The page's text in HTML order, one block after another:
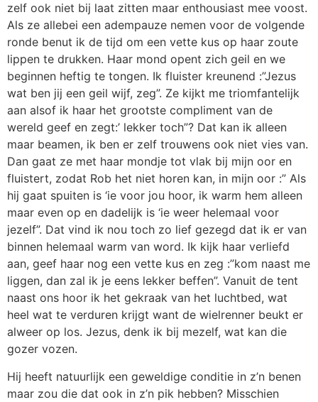
zelf ook niet bij laat zitten maar enthousiast mee voost.
Als ze allebei een adempauze nemen voor de volgende
ronde benut ik de tijd om een vette kus op haar zoute
lippen te drukken. Haar mond opent zich geil en we
beginnen heftig te tongen. Ik fluister kreunend :”Jezus
wat ben jij een geil wijf, zeg”. Ze kijkt me triomfantelijk
aan alsof ik haar het grootste compliment van de
wereld geef en zegt:’ lekker toch”? Dat kan ik alleen
maar beamen, ik ben er zelf trouwens ook niet vies van.
Dan gaat ze met haar mondje tot vlak bij mijn oor en
fluistert, zodat Rob het niet horen kan, in mijn oor :” Als
hij gaat spuiten is ‘ie voor jou hoor, ik warm hem alleen
maar even op en dadelijk is ‘ie weer helemaal voor
jezelf”. Dat vind ik nou toch zo lief gezegd dat ik er van
binnen helemaal warm van word. Ik kijk haar verliefd
aan, geef haar nog een vette kus en zeg :”kom naast me
liggen, dan zal ik je eens lekker beffen”. Vanuit de tent
naast ons hoor ik het gekraak van het luchtbed, wat
heel wat te verduren krijgt want de wielrenner beukt er
alweer op los. Jezus, denk ik bij mezelf, wat kan die
gozer vozen.
Hij heeft natuurlijk een geweldige conditie in z’n benen
maar zou die dat ook in z’n pik hebben? Misschien